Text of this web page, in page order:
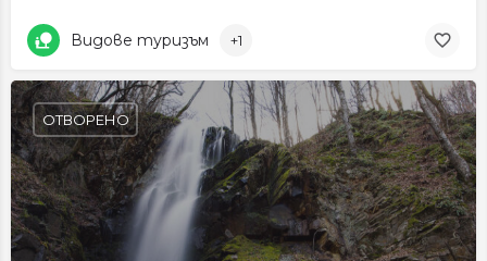
Видове туризъм +1
ОТВОРЕНО